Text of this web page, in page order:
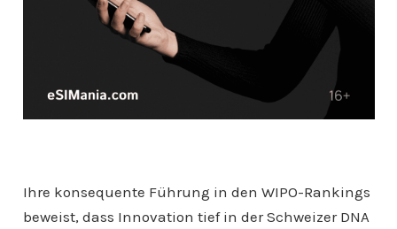
Ihre konsequente Führung in den WIPO-Rankings
beweist, dass Innovation tief in der Schweizer DNA